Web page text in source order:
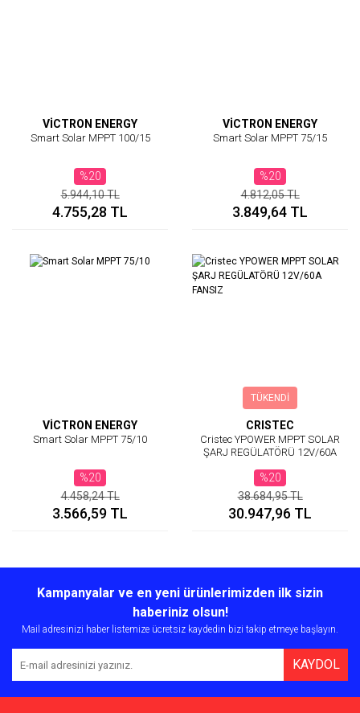
VİCTRON ENERGY
Smart Solar MPPT 100/15
%20
4.755,28 TL
5.944,10 TL
VİCTRON ENERGY
Smart Solar MPPT 75/15
%20
3.849,64 TL
4.812,05 TL
VİCTRON ENERGY
Smart Solar MPPT 75/10
%20
3.566,59 TL
4.458,24 TL
TÜKENDİ
CRISTEC
Cristec YPOWER MPPT SOLAR
ŞARJ REGÜLATÖRÜ 12V/60A
%20
30.947,96 TL
38.684,95 TL
Kampanyalar ve en yeni ürünlerimizden ilk sizin
haberiniz olsun!
Mail adresinizi haber listemize ücretsiz kaydedin bizi takip etmeye başlayın.
KAYDOL